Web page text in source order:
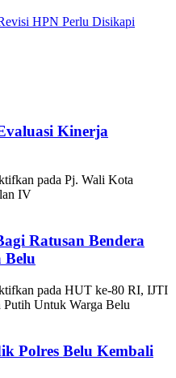
HPN Perlu Disikapi
Kinerja
pada Pj. Wali Kota
IV
Ratusan Bendera
Belu
pada HUT ke-80 RI, IJTI
Untuk Warga Belu
Polres Belu Kembali